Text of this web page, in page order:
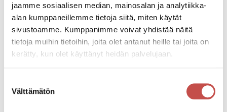
jaamme sosiaalisen median, mainosalan ja analytiikka-
alan kumppaneillemme tietoja siitä, miten käytät
sivustoamme. Kumppanimme voivat yhdistää näitä
tietoja muihin tietoihin, joita olet antanut heille tai joita on
kerätty, kun olet käyttänyt heidän palvelujaan.
valinta
Välttämätön
Paavontie 33
Mansikkaniementie 34